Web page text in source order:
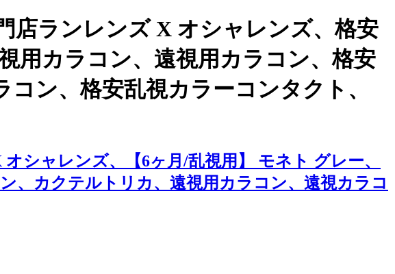
店ランレンズ X オシャレンズ、格安
用カラコン、遠視用カラコン、格安
ン、格安乱視カラーコンタクト、
シャレンズ、【6ヶ月/乱視用】 モネト グレー、
、カクテルトリカ、遠視用カラコン、遠視カラコ